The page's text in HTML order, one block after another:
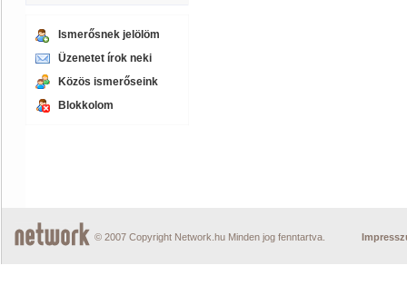
Ismerősnek jelölöm
Üzenetet írok neki
Közös ismerőseink
Blokkolom
© 2007 Copyright Network.hu Minden jog fenntartva.